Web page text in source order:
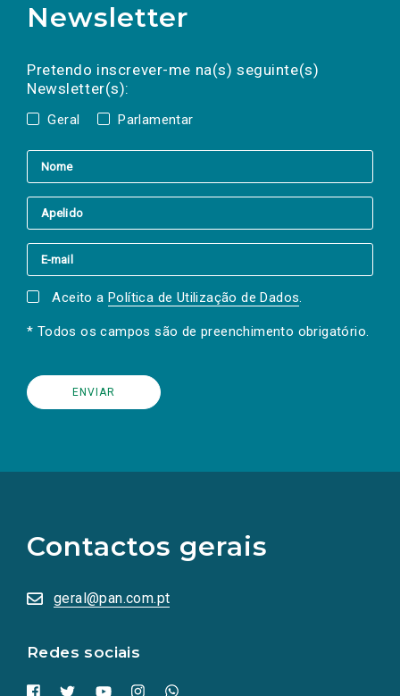
Newsletter
Pretendo inscrever-me na(s) seguinte(s)
Newsletter(s):
Geral Parlamentar
a(s) newsletter(s).
mail
Aceito a Política de Utilização de Dados.
* Todos os campos são de preenchimento obrigatório.
Contactos gerais
geral@pan.com.pt
Redes sociais
redes
sociais
numa
nova